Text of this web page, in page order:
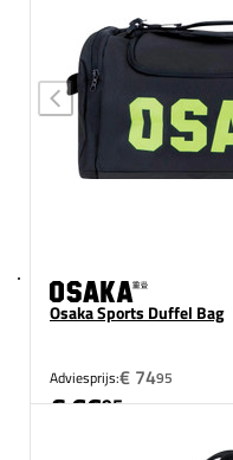
Osaka Sports Duffel Bag
Adviesprijs:€ 7495
€ 6695